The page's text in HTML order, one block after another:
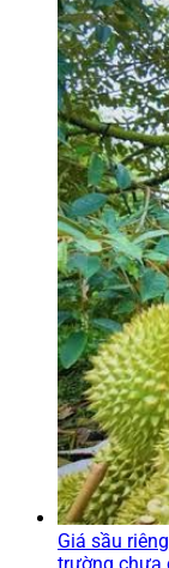
Giá sầu